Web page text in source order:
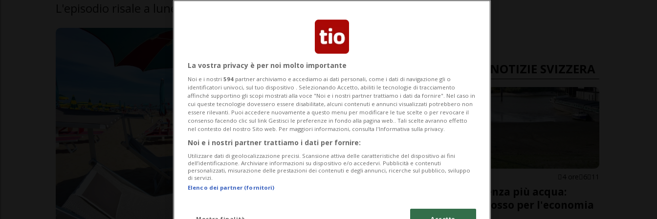
ULTIME NOTIZIE SVIZZERA
SVIZZERA 4 ore 6 11
Il Reno senza più acqua:
allarme rosso per l'economia
La vostra privacy è per noi molto importante
Noi e i nostri 594 partner archiviamo e accediamo ai dati personali, come i dati di navigazione gli o
identificatori univoci, sul tuo dispositivo . Selezionando Accetto, abiliti le tecnologie di tracciamento
affinché supportino gli scopi mostrati alla voce "Noi e i nostri partner trattiamo i dati da fornire". Nel caso in
cui queste tecnologie dovessero essere disabilitate, alcuni contenuti e annunci visualizzati potrebbero non
essere rilevanti. Puoi accedere nuovamente a questo menu per modificare le tue scelte o per revocare il
consenso facendo clic sul link Gestisci le preferenze in fondo alla pagina web.. Tali scelte avranno effetto
nel contesto del nostro Sito web. Per maggiori informazioni, consulta l'Informativa sulla privacy.
Noi e i nostri partner trattiamo i dati per fornire:
Utilizzare dati di geolocalizzazione precisi. Scansione attiva delle caratteristiche del dispositivo ai fini
dell’identificazione. Archiviare informazioni su dispositivo e/o accedervi. Pubblicità e contenuti
personalizzati, misurazione delle prestazioni dei contenuti e degli annunci, ricerche sul pubblico, sviluppo
di servizi.
Elenco dei partner (fornitori)